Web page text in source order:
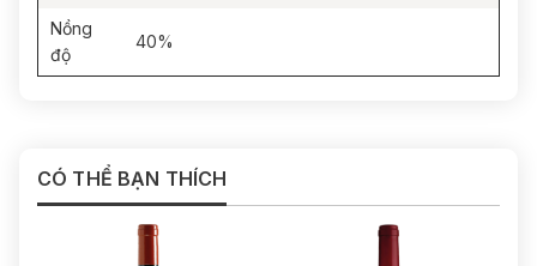
Nồng
độ
40%
CÓ THỂ BẠN THÍCH